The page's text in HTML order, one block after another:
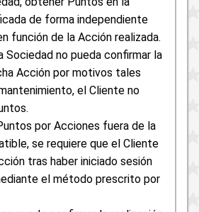
de forma independiente
función de la Acción realizada.
Sociedad no pueda confirmar la
Acción por motivos tales
el Cliente no
por Acciones fuera de la
se requiere que el Cliente
tras haber iniciado sesión
el método prescrito por